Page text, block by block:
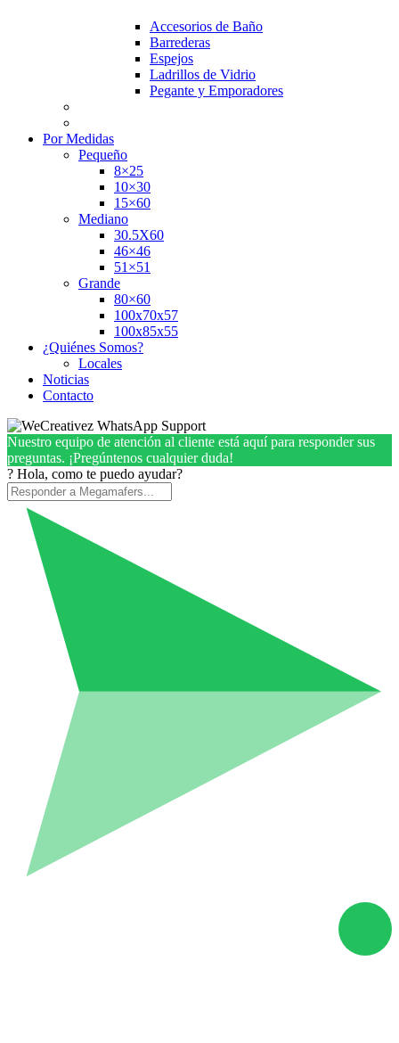
Accesorios de Baño
Barrederas
Espejos
Ladrillos de Vidrio
Pegante y Emporadores
Por Medidas
Pequeño
8×25
10×30
15×60
Mediano
30.5X60
46×46
51×51
Grande
80×60
100x70x57
100x85x55
¿Quiénes Somos?
Locales
Noticias
Contacto
Nuestro equipo de atención al cliente está aquí para responder sus
preguntas. ¡Pregúntenos cualquier duda!
? Hola, como te puedo ayudar?